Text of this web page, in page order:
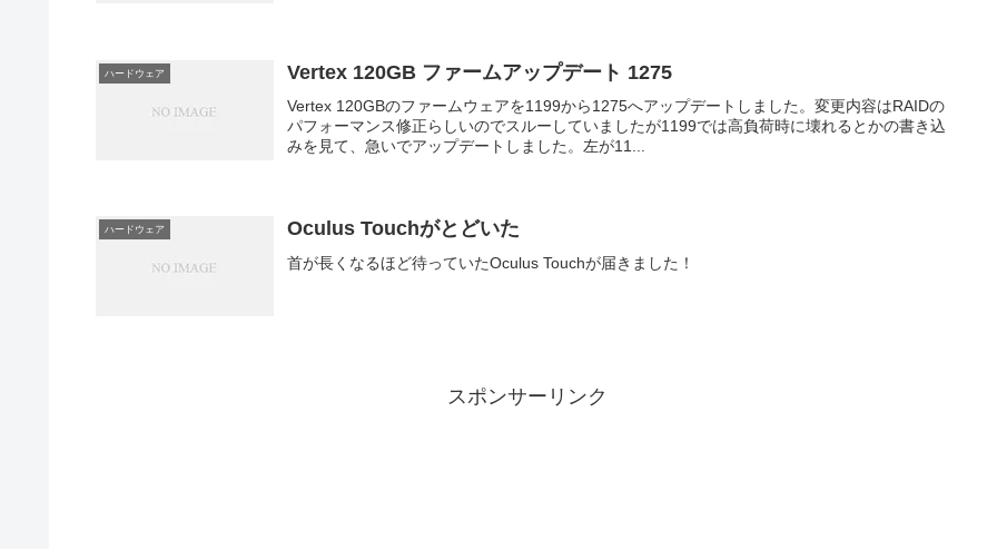
ハードウェア Vertex 120GB ファームアップデート 1275
Vertex 120GBのファームウェアを1199から1275へアップデートしました。変更内容はRAIDの
パフォーマンス修正らしいのでスルーしていましたが1199では高負荷時に壊れるとかの書き込
みを見て、急いでアップデートしました。左が11...
ハードウェア Oculus Touchがとどいた
首が長くなるほど待っていたOculus Touchが届きました！
スポンサーリンク